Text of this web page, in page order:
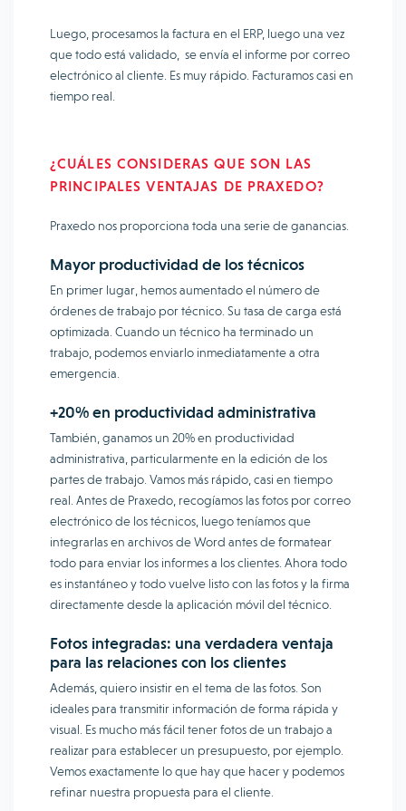
Luego, procesamos la factura en el ERP, luego una vez
que todo está validado, se envía el informe por correo
electrónico al cliente. Es muy rápido. Facturamos casi en
tiempo real.
¿CUÁLES CONSIDERAS QUE SON LAS
PRINCIPALES VENTAJAS DE PRAXEDO?
Praxedo nos proporciona toda una serie de ganancias.
Mayor productividad de los técnicos
En primer lugar, hemos aumentado el número de
órdenes de trabajo por técnico. Su tasa de carga está
optimizada. Cuando un técnico ha terminado un
trabajo, podemos enviarlo inmediatamente a otra
emergencia.
+20% en productividad administrativa
También, ganamos un 20% en productividad
administrativa, particularmente en la edición de los
partes de trabajo. Vamos más rápido, casi en tiempo
real. Antes de Praxedo, recogíamos las fotos por correo
electrónico de los técnicos, luego teníamos que
integrarlas en archivos de Word antes de formatear
todo para enviar los informes a los clientes. Ahora todo
es instantáneo y todo vuelve listo con las fotos y la firma
directamente desde la aplicación móvil del técnico.
Fotos integradas: una verdadera ventaja
para las relaciones con los clientes
Además, quiero insistir en el tema de las fotos. Son
ideales para transmitir información de forma rápida y
visual. Es mucho más fácil tener fotos de un trabajo a
realizar para establecer un presupuesto, por ejemplo.
Vemos exactamente lo que hay que hacer y podemos
refinar nuestra propuesta para el cliente.